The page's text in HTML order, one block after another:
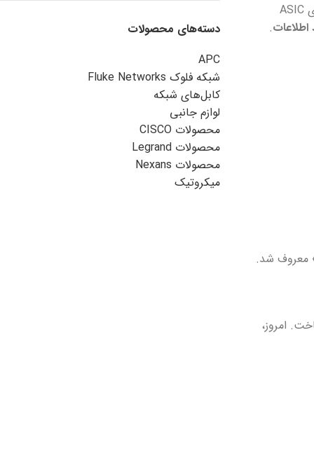
نهفته است. چیپست‌های ASIC
.
معروف شد.
ساخت. امروز،
روز برای شبکه‌ای
پیشرو در فناوری شبکه
دسته‌های محصولات
APC
شبکه فلوک Fluke Networks
کابل‌های شبکه
لوازم جانبی
محصولات CISCO
محصولات Legrand
محصولات Nexans
میکروتیک